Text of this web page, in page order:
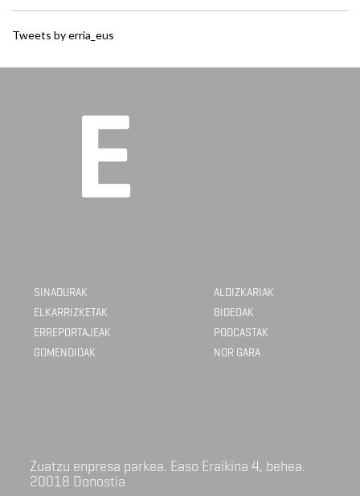
Tweets by erria_eus
SINADURAK
ELKARRIZKETAK
ERREPORTAJEAK
GOMENDIOAK
ALDIZKARIAK
BIDEOAK
PODCASTAK
NOR GARA
Zuatzu enpresa parkea. Easo Eraikina 4, behea.
20018 Donostia